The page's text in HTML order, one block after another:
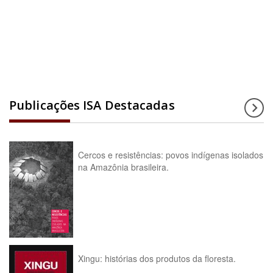
Publicações ISA Destacadas
Cercos e resistências: povos indígenas isolados
na Amazônia brasileira.
Xingu: histórias dos produtos da floresta.